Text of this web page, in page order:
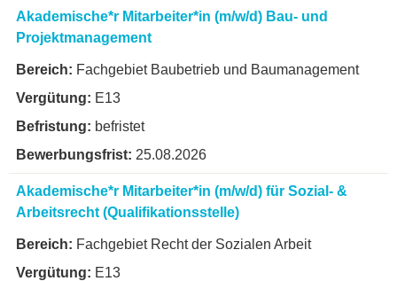
A6
Auszubildende
Sonstige
Akademische*r Mitarbeiter*in (m/w/d) Bau- und
Projektmanagement
Fachgebiet Baubetrieb und Baumanagement
E13
befristet
25.08.2026
Akademische*r Mitarbeiter*in (m/w/d) für Sozial- &
Arbeitsrecht (Qualifikationsstelle)
Fachgebiet Recht der Sozialen Arbeit
E13